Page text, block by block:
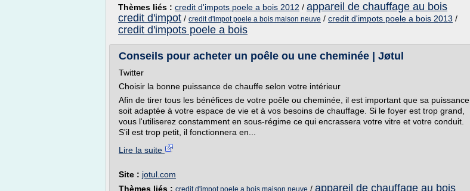
Thèmes liés : credit d'impots poele a bois 2012 / appareil de chauffage au bois
credit d'impot / credit d'impot poele a bois maison neuve / credit d'impots poele a bois 2013 /
credit d'impots poele a bois
Conseils pour acheter un poêle ou une cheminée | Jøtul
Twitter
Choisir la bonne puissance de chauffe selon votre intérieur
Afin de tirer tous les bénéfices de votre poêle ou cheminée, il est important que sa puissance
soit adaptée à votre espace de vie et à vos besoins de chauffage. Si le foyer est trop grand,
vous l'utiliserez constamment en sous-régime ce qui encrassera votre vitre et votre conduit.
S'il est trop petit, il fonctionnera en...
Lire la suite
Site : jotul.com
Thèmes liés : credit d'impot poele a bois maison neuve / appareil de chauffage au bois